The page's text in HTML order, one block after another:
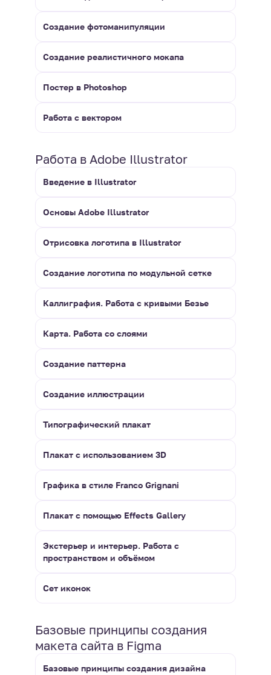
Создание фотоманипуляции
Создание реалистичного мокапа
Постер в Photoshop
Работа с вектором
Работа в Adobe Illustrator
Введение в Illustrator
Основы Adobe Illustrator
Отрисовка логотипа в Illustrator
Создание логотипа по модульной сетке
Каллиграфия. Работа с кривыми Безье
Карта. Работа со слоями
Создание паттерна
Создание иллюстрации
Типографический плакат
Плакат с использованием 3D
Графика в стиле Franco Grignani
Плакат с помощью Effects Gallery
Экстерьер и интерьер. Работа с
пространством и объёмом
Сет иконок
Базовые принципы создания
макета сайта в Figma
Базовые принципы создания дизайна